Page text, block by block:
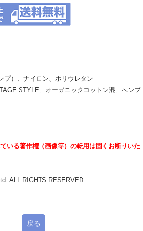
プ）、ナイロン、ポリウレタン
STYLE、オーガニックコットン混、ヘンプ
いる著作権（画像等）の転用は固くお断りいた
ALL RIGHTS RESERVED.
戻る